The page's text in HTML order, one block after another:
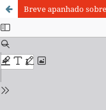
Breve apanhado